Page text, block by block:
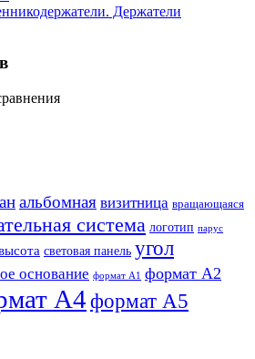
Держатели
альбомная визитница вращающаяся
система логотип парус
световая панель угол
основание формат А1 формат А2
А4формат А5